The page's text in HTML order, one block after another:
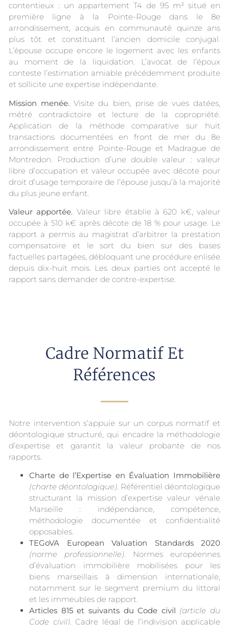
contentieux : un appartement T4 de 95 m² situé en
première ligne à la Pointe-Rouge dans le 8e
arrondissement, acquis en communauté quinze ans
plus tôt et constituant l’ancien domicile conjugal.
L’épouse occupe encore le logement avec les enfants
au moment de la liquidation. L’avocat de l’époux
conteste l’estimation amiable précédemment produite
et sollicite une expertise indépendante.
Mission menée. Visite du bien, prise de vues datées,
métré contradictoire et lecture de la copropriété.
Application de la méthode comparative sur huit
transactions documentées en front de mer du 8e
arrondissement entre Pointe-Rouge et Madrague de
Montredon. Production d’une double valeur : valeur
libre d’occupation et valeur occupée avec décote pour
droit d’usage temporaire de l’épouse jusqu’à la majorité
du plus jeune enfant.
Valeur apportée. Valeur libre établie à 620 k€, valeur
occupée à 510 k€ après décote de 18 % pour usage. Le
rapport a permis au magistrat d’arbitrer la prestation
compensatoire et le sort du bien sur des bases
factuelles partagées, débloquant une procédure enlisée
depuis dix-huit mois. Les deux parties ont accepté le
rapport sans demander de contre-expertise.
Cadre Normatif Et
Références
Notre intervention s’appuie sur un corpus normatif et
déontologique structuré, qui encadre la méthodologie
d’expertise et garantit la valeur probante de nos
rapports.
Charte de l’Expertise en Évaluation Immobilière
(charte déontologique). Référentiel déontologique
structurant la mission d’expertise valeur vénale
Marseille : indépendance, compétence,
méthodologie documentée et confidentialité
opposables.
TEGoVA European Valuation Standards 2020
(norme professionnelle). Normes européennes
d’évaluation immobilière mobilisées pour les
biens marseillais à dimension internationale,
notamment sur le segment premium du littoral
et les immeubles de rapport.
Articles 815 et suivants du Code civil (article du
Code civil). Cadre légal de l’indivision applicable